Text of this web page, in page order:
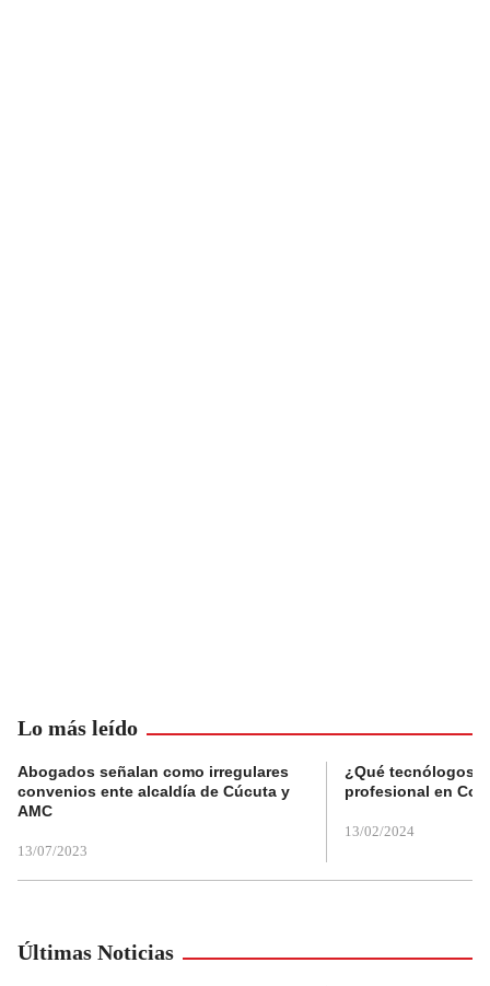
Lo más leído
Abogados señalan como irregulares
convenios ente alcaldía de Cúcuta y
AMC
13/07/2023
¿Qué tecnólogos
profesional en
13/02/2024
Últimas Noticias